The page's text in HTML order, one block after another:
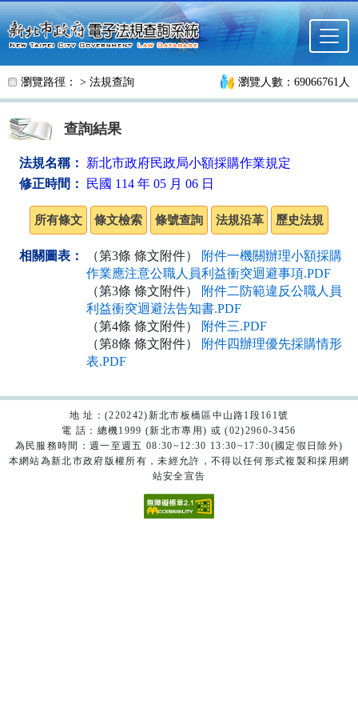
跳至主要內容
瀏覽路徑： > 法規查詢 瀏覽人數：69066761人
查詢結果
法規名稱：
新北市政府民政局小額採購作業規定
修正時間：
民國 114 年 05 月 06 日
相關圖表： （第3條 條文附件）
附件一機關辦理小額採購
作業應注意公職人員利益衝突迴避事項.PDF
（第3條 條文附件）
附件二防範違反公職人員
利益衝突迴避法告知書.PDF
（第4條 條文附件）
附件三.PDF
（第8條 條文附件）
附件四辦理優先採購情形
表.PDF
地 址：(220242)新北市板橋區中山路1段161號
電 話：總機1999 (新北市專用) 或 (02)2960-3456
為民服務時間：週一至週五 08:30~12:30 13:30~17:30(國定假日除外)
本網站為新北市政府版權所有，未經允許，不得以任何形式複製和採用網
站安全宣告